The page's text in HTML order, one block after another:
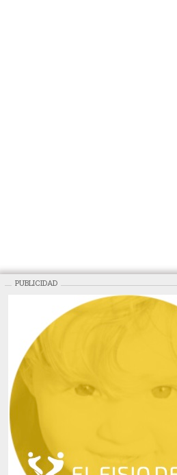
Mas contenido de DigitalAffaires:
CARTAS DE LOS LECTORES
GALERÍAS DE VÍDEOS
PUBLICIDAD
Utilizamos cookies
el funcionamiento